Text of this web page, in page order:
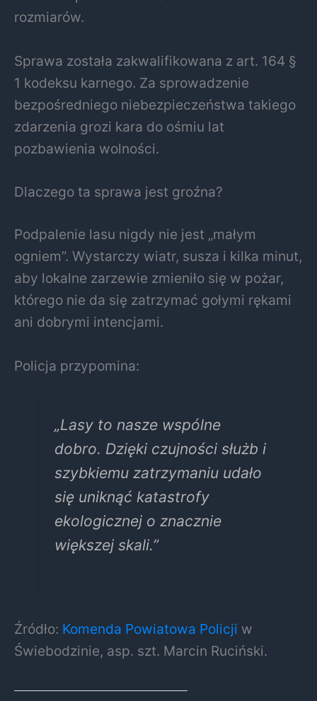
rozmiarów.
Sprawa została zakwalifikowana z art. 164 §
1 kodeksu karnego. Za sprowadzenie
bezpośredniego niebezpieczeństwa takiego
zdarzenia grozi kara do ośmiu lat
pozbawienia wolności.
Dlaczego ta sprawa jest groźna?
Podpalenie lasu nigdy nie jest „małym
ogniem”. Wystarczy wiatr, susza i kilka minut,
aby lokalne zarzewie zmieniło się w pożar,
którego nie da się zatrzymać gołymi rękami
ani dobrymi intencjami.
Policja przypomina:
„Lasy to nasze wspólne
dobro. Dzięki czujności służb i
szybkiemu zatrzymaniu udało
się uniknąć katastrofy
ekologicznej o znacznie
większej skali.”
Źródło: Komenda Powiatowa Policji w
Świebodzinie, asp. szt. Marcin Ruciński.